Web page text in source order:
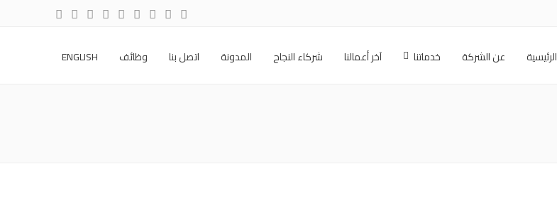
الرئيسية عن الشركة خدماتنا آخر أعمالنا شركاء النجاح المدونة اتصل بنا وظائف ENGLISH